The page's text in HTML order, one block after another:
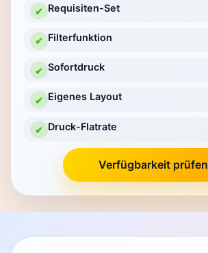
✔ Requisiten-Set
✔ Filterfunktion
✔ Sofortdruck
✔ Eigenes Layout
✔ Druck-Flatrate
Verfügbarkeit prüfen